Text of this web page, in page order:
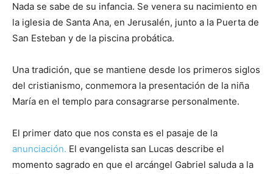
Nada se sabe de su infancia. Se venera su nacimiento en
la iglesia de Santa Ana, en Jerusalén, junto a la Puerta de
San Esteban y de la piscina probática.
Una tradición, que se mantiene desde los primeros siglos
del cristianismo, conmemora la presentación de la niña
María en el templo para consagrarse personalmente.
El primer dato que nos consta es el pasaje de la
anunciación. El evangelista san Lucas describe el
momento sagrado en que el arcángel Gabriel saluda a la